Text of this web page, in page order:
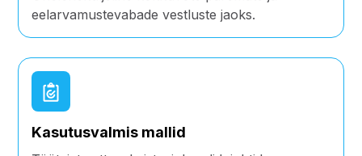
eelarvamustevabade vestluste jaoks.
Kasutusvalmis mallid